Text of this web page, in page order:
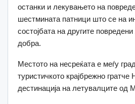
останки и лекувањето на
шестмината патници што се на
состојбата на другите
добра.
Местото на несреќата е меѓу
туристичкото крајбрежно
дестинација на летувалците од